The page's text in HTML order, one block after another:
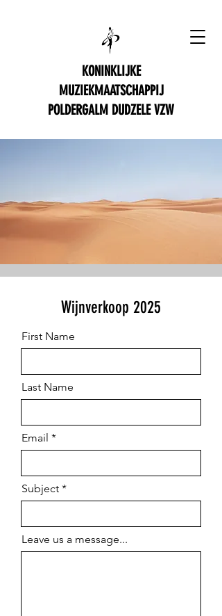
KONINKLIJKE
MUZIEKMAATSCHAPPIJ
POLDERGALM DUDZELE VZW
Wijnverkoop 2025
First Name
Last Name
Email
Subject
Leave us a message...